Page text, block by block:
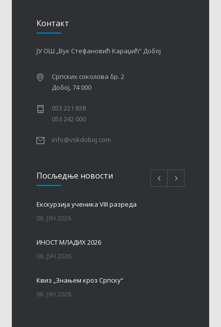
Контакт
ЈУ ОШ „Вук Стефановић Караџић“ Добој
Српских соколова бр. 2
Добој, 74 000
053 221 838
053 242 000
info@vskdoboj.com
Посљедњe новости
Eкскурзија ученика VIII разреда
08. ЈУН 2026.
ИНОСТ МЛАДИХ 2026
08. ЈУН 2026.
Квиз „Знањем кроз Српску“
06. ЈУН 2026.